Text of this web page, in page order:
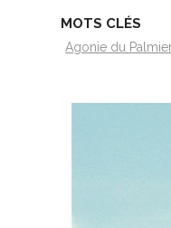
MOTS CLÉS
Agonie du